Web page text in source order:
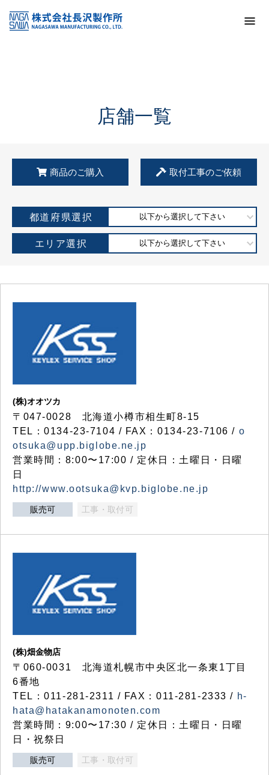
KSS加盟店・取扱店情報
店舗一覧
店舗一覧
商品のご購入 取付工事のご依頼
都道府県選択 以下から選択して下さい
エリア選択 以下から選択して下さい
(株)オオツカ
〒047-0028 北海道小樽市相生町8-15
TEL：0134-23-7104 / FAX：0134-23-7106 / o
otsuka@upp.biglobe.ne.jp
営業時間：8:00〜17:00 / 定休日：土曜日・日曜
日
http://www.ootsuka@kvp.biglobe.ne.jp
販売可 工事・取付可
(株)畑金物店
〒060-0031 北海道札幌市中央区北一条東1丁目
6番地
TEL：011-281-2311 / FAX：011-281-2333 / h-
hata@hatakanamonoten.com
営業時間：9:00〜17:30 / 定休日：土曜日・日曜
日・祝祭日
販売可 工事・取付可